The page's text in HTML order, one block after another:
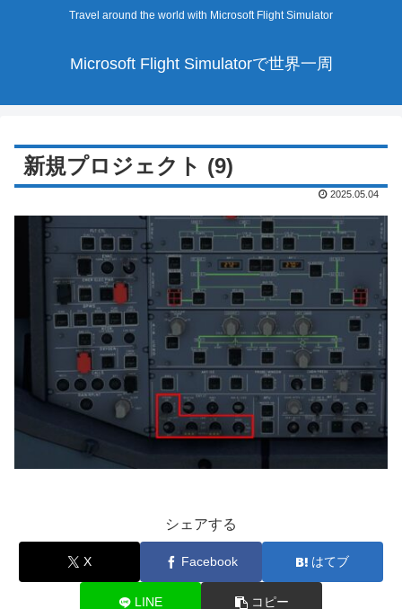
Travel around the world with Microsoft Flight Simulator
Microsoft Flight Simulatorで世界一周
新規プロジェクト (9)
2025.05.04
シェアする
X Facebook はてブ
LINE コピー